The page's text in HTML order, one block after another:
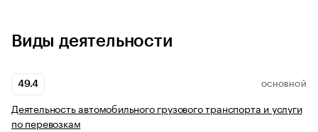
Виды деятельности
49.4 ОСНОВНОЙ
Деятельность автомобильного грузового транспорта и услуги
по перевозкам